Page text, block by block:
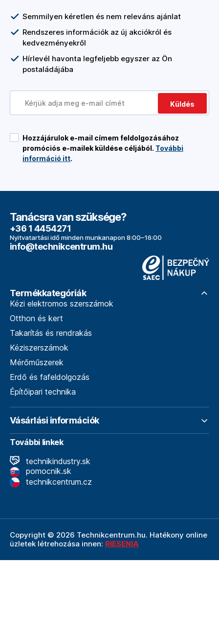
Semmilyen kéretlen és nem releváns ajánlat
Rendszeres információk az új akciókról és
kedvezményekről
Hírlevél havonta legfeljebb egyszer az Ön
postaládájába
Küldés
Hozzájárulok e-mail címem feldolgozásához
promóciós e-mailek küldése céljából. További
információ itt.
Tanácsra van szüksége?
+36 1 4454271
Nyitvatartási idő minden munkanapon 8:00–16:00
info@technikcentrum.hu
Termékkategóriák
Kézi elektromos szerszámok
Otthon és kert
Takarítás és rendrakás
Kéziszerszámok
Mérőműszerek
Erdő és fafeldolgozás
Építőipari technika
Vásárlási információk
További linkek
technikindustry.sk
pomocnik.sk
technikcentrum.cz
Copyright © 2026 Technikcentrum.hu. Hatékony online
üzletek létrehozása innen: RIESENIA